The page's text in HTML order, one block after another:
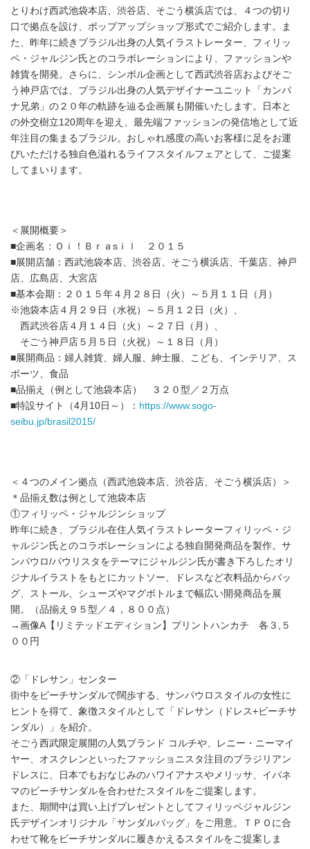
とりわけ西武池袋本店、渋谷店、そごう横浜店では、４つの切り
口で拠点を設け、ポップアップショップ形式でご紹介します。ま
た、昨年に続きブラジル出身の人気イラストレーター、フィリッ
ペ・ジャルジン氏とのコラボレーションにより、ファッションや
雑貨を開発。さらに、シンボル企画として西武渋谷店およびそご
う神戸店では、ブラジル出身の人気デザイナーユニット「カンパ
ナ兄弟」の２０年の軌跡を辿る企画展も開催いたします。日本と
の外交樹立120周年を迎え、最先端ファッションの発信地として近
年注目の集まるブラジル。おしゃれ感度の高いお客様に足をお運
びいただける独自色溢れるライフスタイルフェアとして、ご提案
してまいります。
＜展開概要＞
■企画名：Ｏｉ！Ｂｒａsｉｌ ２０１５
■展開店舗：西武池袋本店、渋谷店、そごう横浜店、千葉店、神戸
店、広島店、大宮店
■基本会期：２０１５年４月２８日（火）～５月１１日（月）
※池袋本店４月２９日（水祝）～５月１２日（火）、
西武渋谷店４月１４日（火）～２７日（月）、
そごう神戸店５月５日（火祝）～１８日（月）
■展開商品：婦人雑貨、婦人服、紳士服、こども、インテリア、ス
ポーツ、食品
■品揃え（例として池袋本店） ３２０型／２万点
■特設サイト（4月10日～）： https://www.sogo-
seibu.jp/brasil2015/
＜４つのメイン拠点（西武池袋本店、渋谷店、そごう横浜店）＞
＊品揃え数は例として池袋本店
①フィリッペ・ジャルジンショップ
昨年に続き、ブラジル在住人気イラストレーターフィリッペ・ジ
ャルジン氏とのコラボレーションによる独自開発商品を製作。サ
ンパウロ/パウリスタをテーマにジャルジン氏が書き下ろしたオリ
ジナルイラストをもとにカットソー、ドレスなど衣料品からバッ
グ、ストール、シューズやマグボトルまで幅広い開発商品を展
開。（品揃え９５型／４，８００点）
→画像A【リミテッドエディション】プリントハンカチ 各３,５
００円
②「ドレサン」センター
街中をビーチサンダルで闊歩する、サンパウロスタイルの女性に
ヒントを得て、象徴スタイルとして「ドレサン（ドレス+ビーチサ
ンダル）」を紹介。
そごう西武限定展開の人気ブランド コルチや、レニー・ニーマイ
ヤー、オスクレンといったファッショニスタ注目のブラジリアン
ドレスに、日本でもおなじみのハワイアナスやメリッサ、イパネ
マのビーチサンダルを合わせたスタイルをご提案します。
また、期間中は買い上げプレゼントとしてフィリッペジャルジン
氏デザインオリジナル「サンダルバッグ」をご用意。ＴＰＯに合
わせて靴をビーチサンダルに履きかえるスタイルをご提案しま